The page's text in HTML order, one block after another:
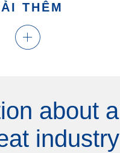
THÊM
about
industry